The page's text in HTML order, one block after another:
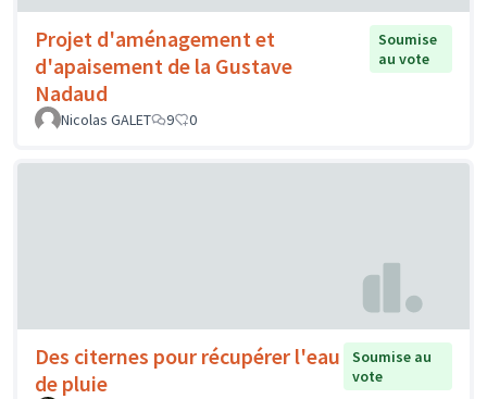
Projet d'aménagement et
d'apaisement de la Gustave
Nadaud
Soumise
au vote
Nicolas GALET 9 0
Des citernes pour récupérer l'eau
de pluie
Soumise au
vote